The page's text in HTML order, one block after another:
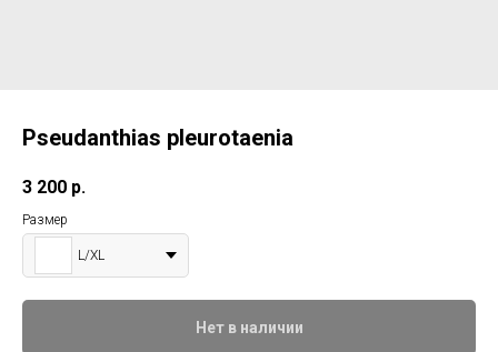
Pseudanthias pleurotaenia
3 200 р.
Размер
L/XL
Нет в наличии